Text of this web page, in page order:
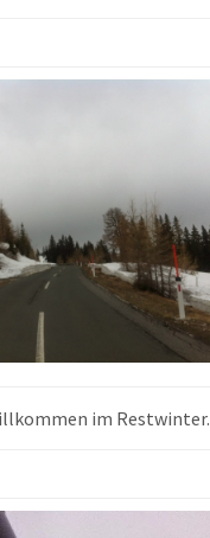
im Restwinter.